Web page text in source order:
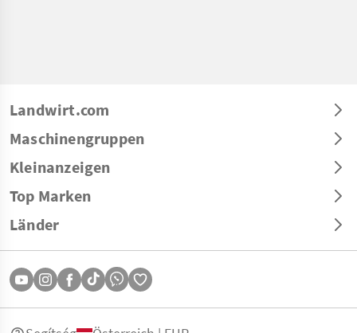
Landwirt.com
Maschinengruppen
Kleinanzeigen
Top Marken
Länder